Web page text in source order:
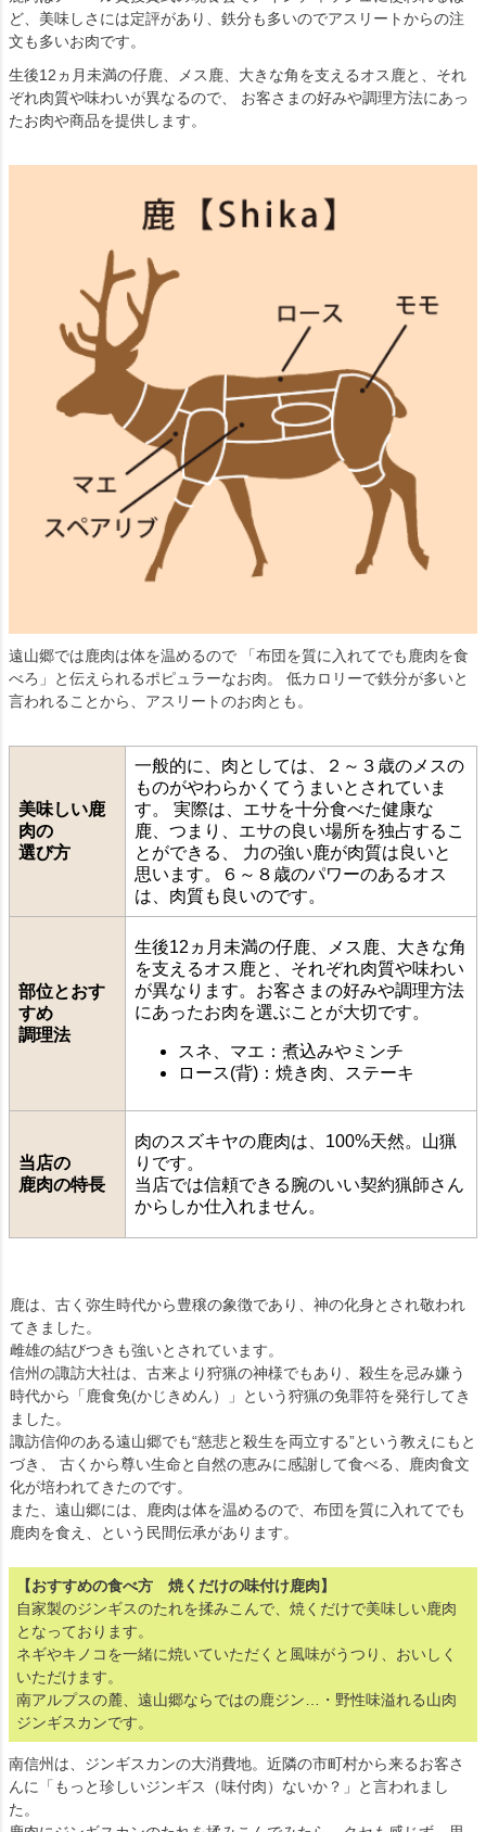
ど、美味しさには定評があり、鉄分も多いのでアスリートからの注
文も多いお肉です。
生後12ヵ月未満の仔鹿、メス鹿、大きな角を支えるオス鹿と、それ
ぞれ肉質や味わいが異なるので、 お客さまの好みや調理方法にあっ
たお肉や商品を提供します。
遠山郷では鹿肉は体を温めるので 「布団を質に入れてでも鹿肉を食
べろ」と伝えられるポピュラーなお肉。 低カロリーで鉄分が多いと
言われることから、アスリートのお肉とも。
美味しい鹿
肉の
選び方
一般的に、肉としては、２～３歳のメスの
ものがやわらかくてうまいとされていま
す。 実際は、エサを十分食べた健康な
鹿、つまり、エサの良い場所を独占するこ
とができる、 力の強い鹿が肉質は良いと
思います。６～８歳のパワーのあるオス
は、肉質も良いのです。
部位とおす
すめ
調理法
生後12ヵ月未満の仔鹿、メス鹿、大きな角
を支えるオス鹿と、それぞれ肉質や味わい
が異なります。お客さまの好みや調理方法
にあったお肉を選ぶことが大切です。
スネ、マエ：煮込みやミンチ
ロース(背)：焼き肉、ステーキ
当店の
鹿肉の特長
肉のスズキヤの鹿肉は、100%天然。山猟
りです。
当店では信頼できる腕のいい契約猟師さん
からしか仕入れません。
鹿は、古く弥生時代から豊穣の象徴であり、神の化身とされ敬われ
てきました。
雌雄の結びつきも強いとされています。
信州の諏訪大社は、古来より狩猟の神様でもあり、殺生を忌み嫌う
時代から「鹿食免(かじきめん）」という狩猟の免罪符を発行してき
ました。
諏訪信仰のある遠山郷でも“慈悲と殺生を両立する”という教えにもと
づき、 古くから尊い生命と自然の恵みに感謝して食べる、鹿肉食文
化が培われてきたのです。
また、遠山郷には、鹿肉は体を温めるので、布団を質に入れてでも
鹿肉を食え、という民間伝承があります。
【おすすめの食べ方 焼くだけの味付け鹿肉】
自家製のジンギスのたれを揉みこんで、焼くだけで美味しい鹿肉
となっております。
ネギやキノコを一緒に焼いていただくと風味がうつり、おいしく
いただけます。
南アルプスの麓、遠山郷ならではの鹿ジン…・野性味溢れる山肉
ジンギスカンです。
南信州は、ジンギスカンの大消費地。近隣の市町村から来るお客さ
んに「もっと珍しいジンギス（味付肉）ないか？」と言われまし
た。